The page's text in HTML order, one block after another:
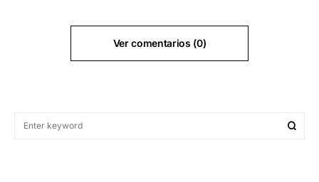
Ver comentarios (0)